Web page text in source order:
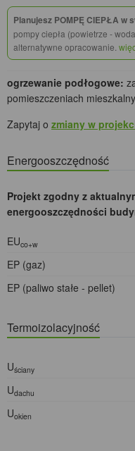
Planujesz POMPĘ CIEPŁA w
pompy ciepła (powietrze -
alternatywne opracowanie.
ogrzewanie podłogowe:
pomieszczeniach
Zapytaj o zmiany w
Energooszczędność
Projekt zgodny z
energooszczędności
EUco+w
EP (gaz)
EP (paliwo stałe - pellet)
Termoizolacyjność
Uściany
Udachu
Uokien